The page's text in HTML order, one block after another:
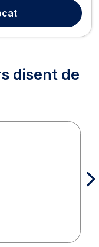
publics et
disent de